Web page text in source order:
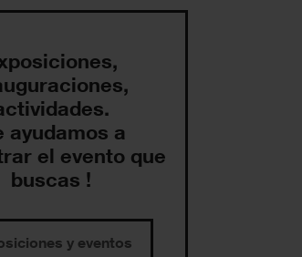
ayudamos a
el evento que
buscas !
y eventos